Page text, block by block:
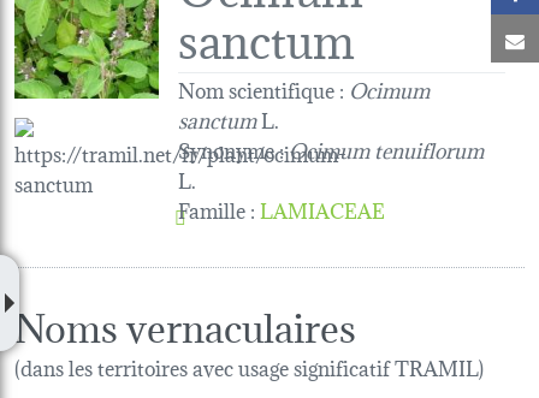
sanctum
Nom scientifique : Ocimum
sanctumL.
Synonyme :Ocimum tenuiflorum
L.
Famille:LAMIACEAE
Noms vernaculaires
(dans les territoires avec usage significatif TRAMIL)